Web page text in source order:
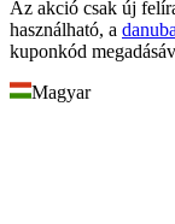
Az akció csak új
használható, a
kuponkód
Magyar